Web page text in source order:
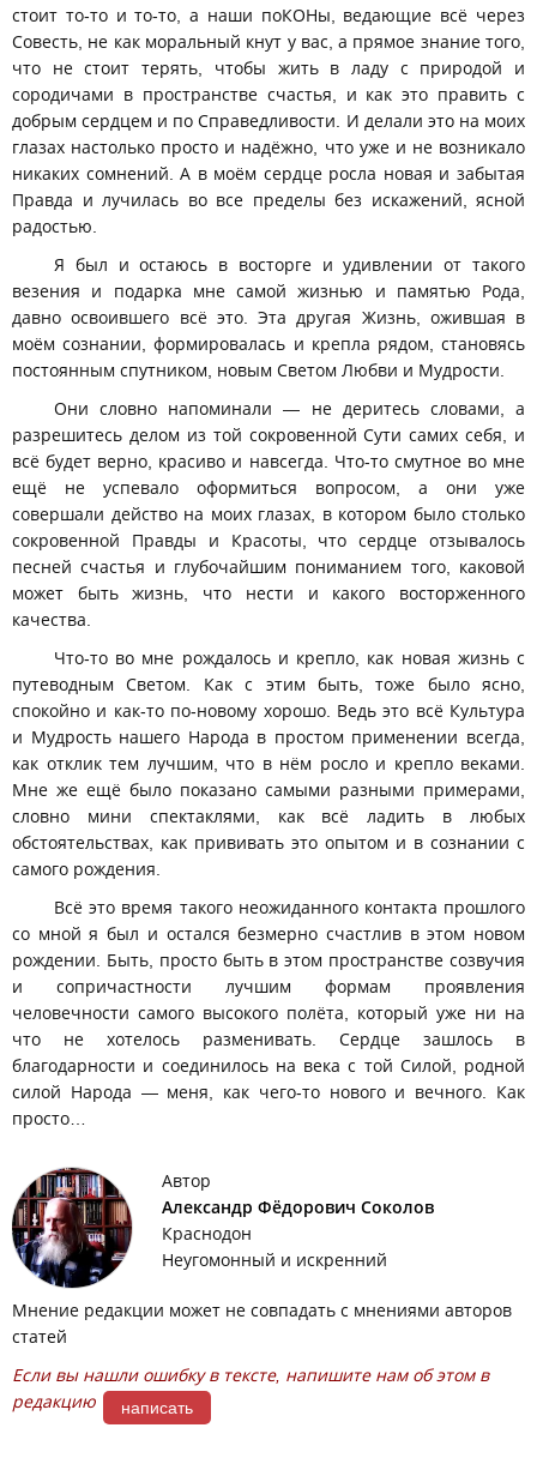
стоит то-то и то-то, а наши поКОНы, ведающие всё через
Совесть, не как моральный кнут у вас, а прямое знание того,
что не стоит терять, чтобы жить в ладу с природой и
сородичами в пространстве счастья, и как это править с
добрым сердцем и по Справедливости. И делали это на моих
глазах настолько просто и надёжно, что уже и не возникало
никаких сомнений. А в моём сердце росла новая и забытая
Правда и лучилась во все пределы без искажений, ясной
радостью.
Я был и остаюсь в восторге и удивлении от такого
везения и подарка мне самой жизнью и памятью Рода,
давно освоившего всё это. Эта другая Жизнь, ожившая в
моём сознании, формировалась и крепла рядом, становясь
постоянным спутником, новым Светом Любви и Мудрости.
Они словно напоминали — не деритесь словами, а
разрешитесь делом из той сокровенной Сути самих себя, и
всё будет верно, красиво и навсегда. Что-то смутное во мне
ещё не успевало оформиться вопросом, а они уже
совершали действо на моих глазах, в котором было столько
сокровенной Правды и Красоты, что сердце отзывалось
песней счастья и глубочайшим пониманием того, каковой
может быть жизнь, что нести и какого восторженного
качества.
Что-то во мне рождалось и крепло, как новая жизнь с
путеводным Светом. Как с этим быть, тоже было ясно,
спокойно и как-то по-новому хорошо. Ведь это всё Культура
и Мудрость нашего Народа в простом применении всегда,
как отклик тем лучшим, что в нём росло и крепло веками.
Мне же ещё было показано самыми разными примерами,
словно мини спектаклями, как всё ладить в любых
обстоятельствах, как прививать это опытом и в сознании с
самого рождения.
Всё это время такого неожиданного контакта прошлого
со мной я был и остался безмерно счастлив в этом новом
рождении. Быть, просто быть в этом пространстве созвучия
и сопричастности лучшим формам проявления
человечности самого высокого полёта, который уже ни на
что не хотелось разменивать. Сердце зашлось в
благодарности и соединилось на века с той Силой, родной
силой Народа — меня, как чего-то нового и вечного. Как
просто…
Автор
Александр Фёдорович Соколов
Краснодон
Неугомонный и искренний
Мнение редакции может не совпадать с мнениями авторов
статей
Если вы нашли ошибку в тексте, напишите нам об этом в
редакцию
написать